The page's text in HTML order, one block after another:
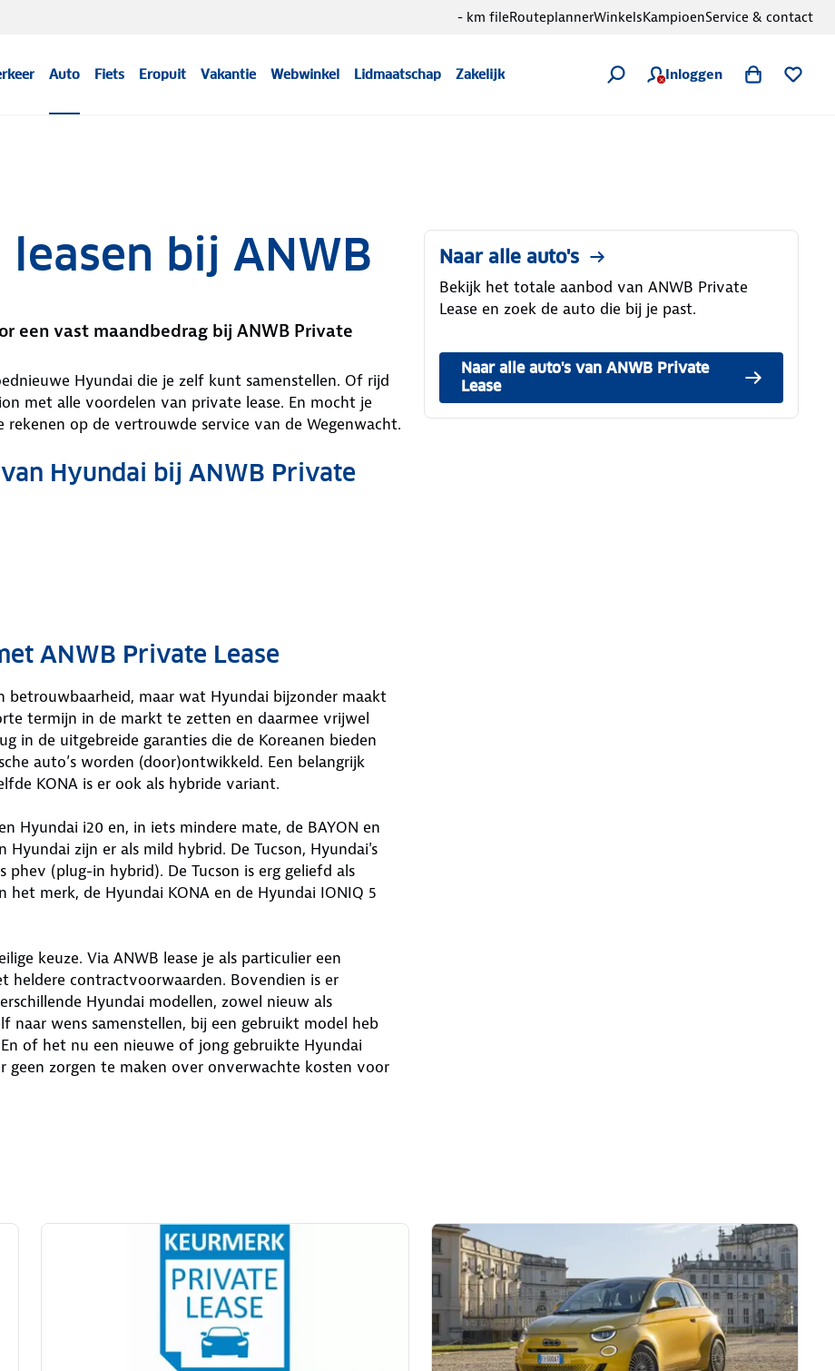
Auto Fiets Eropuit Vakantie Webwinkel Lidmaatschap Zakelijk Inloggen
- km fileRouteplannerWinkelsKampioenService & contact
bij ANWB
een vast maandbedrag bij ANWB Private
Hyundai die je zelf kunt samenstellen. Of rijd
met alle voordelen van private lease. En mocht je
op de vertrouwde service van de Wegenwacht.
Hyundai bij ANWB Private
Naar alle auto's
Bekijk het totale aanbod van ANWB Private
Lease en zoek de auto die bij je past.
Naar alle auto's van ANWB Private
Lease
ANWB Private Lease
betrouwbaarheid, maar wat Hyundai bijzonder maakt
termijn in de markt te zetten en daarmee vrijwel
in de uitgebreide garanties die de Koreanen bieden
auto’s worden (door)ontwikkeld. Een belangrijk
KONA is er ook als hybride variant.
Hyundai i20 en, in iets mindere mate, de BAYON en
zijn er als mild hybrid. De Tucson, Hyundai's
phev (plug-in hybrid). De Tucson is erg geliefd als
merk, de Hyundai KONA en de Hyundai IONIQ 5
keuze. Via ANWB lease je als particulier een
heldere contractvoorwaarden. Bovendien is er
Hyundai modellen, zowel nieuw als
naar wens samenstellen, bij een gebruikt model heb
of het nu een nieuwe of jong gebruikte Hyundai
geen zorgen te maken over onverwachte kosten voor